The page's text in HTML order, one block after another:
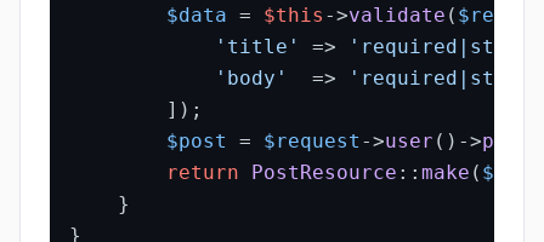
$data = $this ->validate (
'title'
=>
'body'
  =>
        ]);
$post
= $request ->user ()->posts
return
PostResource :: make ( $post
    }
}